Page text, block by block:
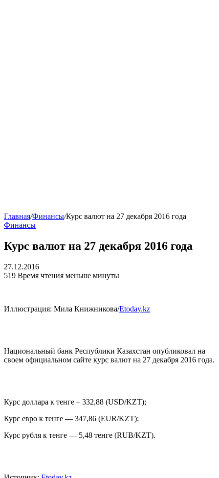
Главная/Финансы/Курс валют на 27 декабря 2016 года
Финансы
Курс валют на 27 декабря 2016 года
27.12.2016
519 Время чтения меньше минуты
Иллюстрация: Мила Книжникова/Etoday.kz
Национальный банк Республики Казахстан опубликовал на
своем официальном сайте курс валют на 27 декабря 2016 года.
Курс доллара к тенге – 332,88 (USD/KZT);
Курс евро к тенге — 347,86 (EUR/KZT);
Курс рубля к тенге — 5,48 тенге (RUB/KZT).